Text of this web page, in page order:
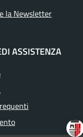
la Newsletter
ASSISTENZA